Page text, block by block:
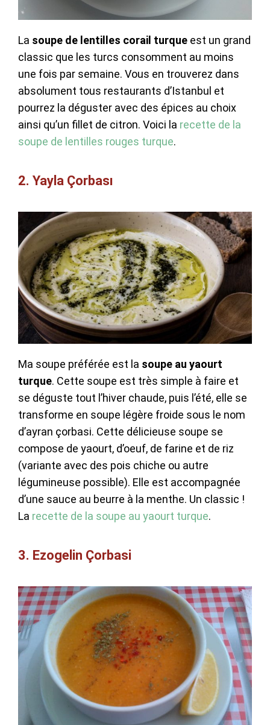
La soupe de lentilles corail turque est un grand
classic que les turcs consomment au moins
une fois par semaine. Vous en trouverez dans
absolument tous restaurants d’Istanbul et
pourrez la déguster avec des épices au choix
ainsi qu’un fillet de citron. Voici la recette de la
soupe de lentilles rouges turque.
2. Yayla Çorbası
Ma soupe préférée est la soupe au yaourt
turque. Cette soupe est très simple à faire et
se déguste tout l’hiver chaude, puis l’été, elle se
transforme en soupe légère froide sous le nom
d’ayran çorbasi. Cette délicieuse soupe se
compose de yaourt, d’oeuf, de farine et de riz
(variante avec des pois chiche ou autre
légumineuse possible). Elle est accompagnée
d’une sauce au beurre à la menthe. Un classic !
La recette de la soupe au yaourt turque.
3. Ezogelin Çorbasi